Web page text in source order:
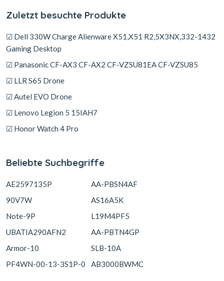
Zuletzt besuchte Produkte
☑ Dell 330W Charge Alienware X51,X51 R2,5X3NX,332-1432
Gaming Desktop
☑ Panasonic CF-AX3 CF-AX2 CF-VZSU81EA CF-VZSU85
☑ LLR S65 Drone
☑ Autel EVO Drone
☑ Lenovo Legion 5 15IAH7
☑ Honor Watch 4 Pro
Beliebte Suchbegriffe
AE2597135P
90V7W
Note-9P
UBATIA290AFN2
Armor-10
PF4WN-00-13-3S1P-0
AA-PBSN4AF
AS16A5K
L19M4PF5
AA-PBTN4GP
SLB-10A
AB3000BWMC